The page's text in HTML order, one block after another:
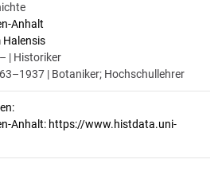
Anhalt
| Historiker
| Botaniker; Hochschullehrer
Anhalt: https://www.histdata.uni-